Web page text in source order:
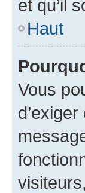
et qu’il
Haut
Vous